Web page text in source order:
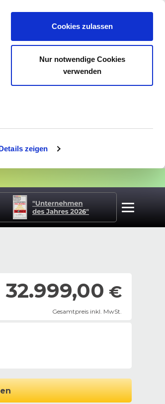
zeigen
Cookies zulassen
Nur notwendige Cookies
verwenden
32.999,00 €
Gesamtpreis inkl. MwSt.